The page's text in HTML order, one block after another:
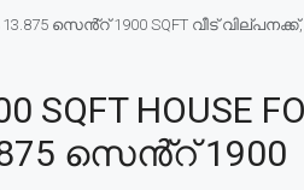
13.875 സെൻ്റ് 1900 SQFT വീട്
SQFT HOUSE
സെൻ്റ് 1900